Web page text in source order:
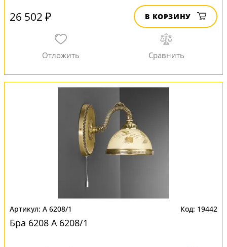
26 502 ₽ В КОРЗИНУ
A 6208/1 19442
Бра 6208 A 6208/1